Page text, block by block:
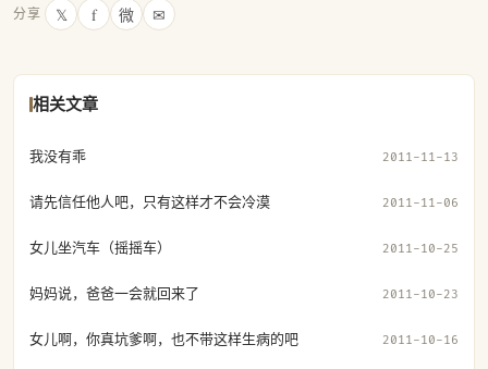
分享 𝕏 f 微 ✉
相关文章
我没有乖 2011-11-13
请先信任他人吧，只有这样才不会冷漠 2011-11-06
女儿坐汽车（摇摇车） 2011-10-25
妈妈说，爸爸一会就回来了 2011-10-23
女儿啊，你真坑爹啊，也不带这样生病的吧 2011-10-16